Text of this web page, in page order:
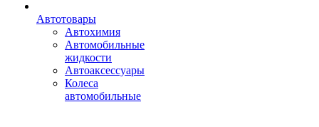
Автотовары
Автохимия
Автомобильные
жидкости
Автоаксессуары
Колеса
автомобильные